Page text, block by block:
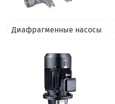
Диафрагменные насосы